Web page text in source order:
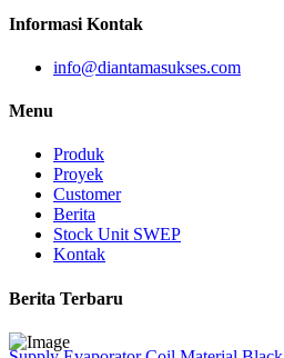
Informasi Kontak
info@diantamasukses.com
Menu
Produk
Proyek
Customer
Berita
Stock Unit SWEP
Kontak
Berita Terbaru